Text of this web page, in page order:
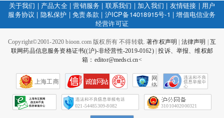
关于我们 | 产品大全|营销服务 | 联系我们 | 加入我们 | 友情链接 | 用户
服务协议 | 隐私保护 |免责条款 | 沪ICP备14018915号-1 |增值电信业务
经营许可证
Copyright©2001-2020 bioon.com 版权所有 不得转载.著作权声明 法律声明
互
联网药品信息服务资格证书((沪)-非经营性-2019-0162)|投诉、举报、维权邮
箱：editor@medsci.cn<
上海工商
网
络
会
征
021-54485309-8082 31010402000321